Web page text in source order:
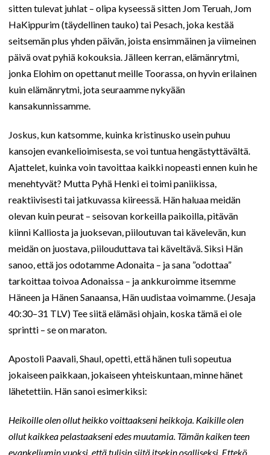
sitten tulevat juhlat – olipa kyseessä sitten Jom Teruah, Jom
HaKippurim (täydellinen tauko) tai Pesach, joka kestää
seitsemän plus yhden päivän, joista ensimmäinen ja viimeinen
päivä ovat pyhiä kokouksia. Jälleen kerran, elämänrytmi,
jonka Elohim on opettanut meille Toorassa, on hyvin erilainen
kuin elämänrytmi, jota seuraamme nykyään
kansakunnissamme.
Joskus, kun katsomme, kuinka kristinusko usein puhuu
kansojen evankelioimisesta, se voi tuntua hengästyttävältä.
Ajattelet, kuinka voin tavoittaa kaikki nopeasti ennen kuin he
menehtyvät? Mutta Pyhä Henki ei toimi paniikissa,
reaktiivisesti tai jatkuvassa kiireessä. Hän haluaa meidän
olevan kuin peurat – seisovan korkeilla paikoilla, pitävän
kiinni Kalliosta ja juoksevan, piiloutuvan tai kävelevän, kun
meidän on juostava, piilouduttava tai käveltävä. Siksi Hän
sanoo, että jos odotamme Adonaita – ja sana ”odottaa”
tarkoittaa toivoa Adonaissa – ja ankkuroimme itsemme
Häneen ja Hänen Sanaansa, Hän uudistaa voimamme. (Jesaja
40:30–31 TLV) Tee siitä elämäsi ohjain, koska tämä ei ole
sprintti – se on maraton.
Apostoli Paavali, Shaul, opetti, että hänen tuli sopeutua
jokaiseen paikkaan, jokaiseen yhteiskuntaan, minne hänet
lähetettiin. Hän sanoi esimerkiksi:
Heikoille olen ollut heikko voittaakseni heikkoja. Kaikille olen
ollut kaikkea pelastaakseni edes muutamia. Tämän kaiken teen
evankeliumin vuoksi, että tulisin siitä itsekin osalliseksi. Ettekö